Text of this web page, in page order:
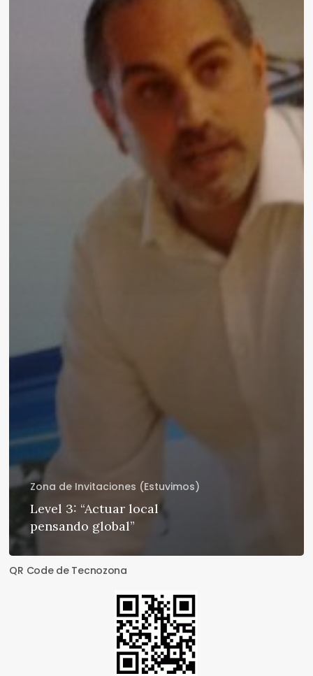
Zona de Invitaciones (Estuvimos)
Level 3: “Actuar local
pensando global”
QR Code de Tecnozona